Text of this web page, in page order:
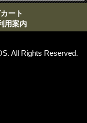
ート
用案内
All Rights Reserved.